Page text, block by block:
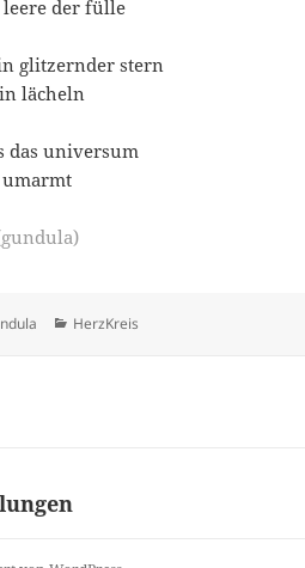
der fülle
glitzernder stern
lächeln
das universum
umarmt
Kategorien
HerzKreis